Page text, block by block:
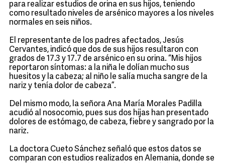
para realizar estudios de orina en sus hijos, teniendo
como resultado niveles de arsénico mayores a los niveles
normales en seis niños.
El representante de los padres afectados, Jesús
Cervantes, indicó que dos de sus hijos resultaron con
grados de 17.3 y 17.7 de arsénico en su orina. “Mis hijos
reportaron síntomas: a la niña le dolían mucho sus
huesitos y la cabeza; al niño le salía mucha sangre de la
nariz y tenía dolor de cabeza”.
Del mismo modo, la señora Ana María Morales Padilla
acudió al nosocomio, pues sus dos hijas han presentado
dolores de estómago, de cabeza, fiebre y sangrado por la
nariz.
La doctora Cueto Sánchez señaló que estos datos se
comparan con estudios realizados en Alemania, donde se